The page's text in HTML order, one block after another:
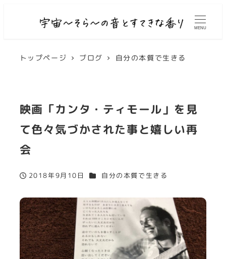
MENU
トップページ ブログ 自分の本質で生きる
映画「カンタ・ティモール」を見
て色々気づかされた事と嬉しい再
会
投稿日
2018年9月10日 カテゴリー
自分の本質で生きる